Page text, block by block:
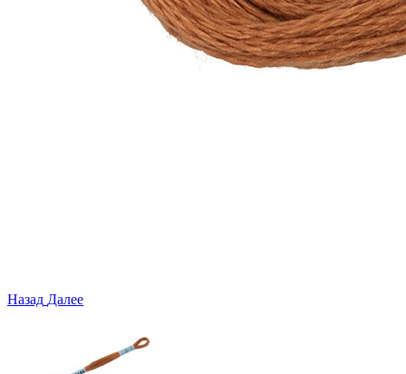
Назад Далее